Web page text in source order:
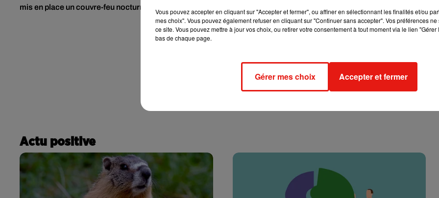
mis en place un couvre-feu nocturne de 21 heures à 6 heures du matin
Actu positive
Vous pouvez accepter en cliquant sur "Accepter et fermer", ou affiner en sélectionnant les finalités et/ou
mes choix". Vous pouvez également refuser en cliquant sur "Continuer sans accepter". Vos préférences
ce site. Vous pouvez mettre à jour vos choix, ou retirer votre consentement à tout moment via le lien
bas de chaque page.
Gérer mes choix Accepter et fermer